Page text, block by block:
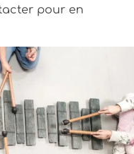
pour en